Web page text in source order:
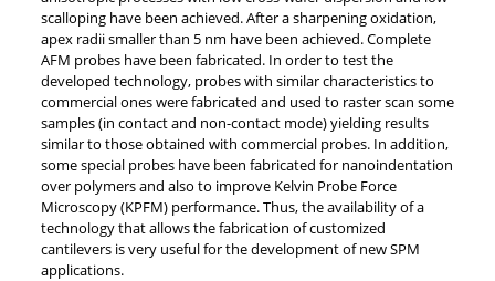
scalloping have been achieved. After a sharpening oxidation,
apex radii smaller than 5 nm have been achieved. Complete
AFM probes have been fabricated. In order to test the
developed technology, probes with similar characteristics to
commercial ones were fabricated and used to raster scan some
samples (in contact and non-contact mode) yielding results
similar to those obtained with commercial probes. In addition,
some special probes have been fabricated for nanoindentation
over polymers and also to improve Kelvin Probe Force
Microscopy (KPFM) performance. Thus, the availability of a
technology that allows the fabrication of customized
cantilevers is very useful for the development of new SPM
applications.